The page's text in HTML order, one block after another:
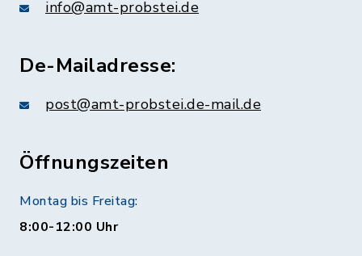
info@amt-probstei.de
De-Mailadresse:
post@amt-probstei.de-mail.de
Öffnungszeiten
Montag bis Freitag:
8:00-12:00 Uhr